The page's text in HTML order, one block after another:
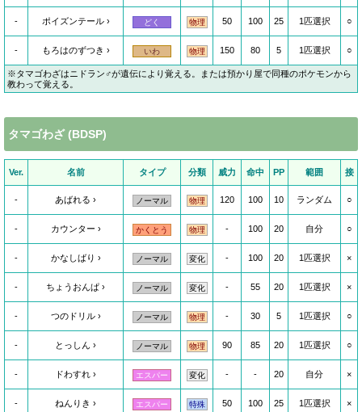
- ポイズンテール どく 物理 50 100 25 1匹選択 ○
- もろはのずつき いわ 物理 150 80 5 1匹選択 ○
※タマゴわざはニドラン♂が遺伝により覚える。または預かり屋で同種のポケモンから
教わって覚える。
タマゴわざ (BDSP)
Ver. 名前 タイプ 分類 威力 命中 PP 範囲 接
- あばれる ノーマル 物理 120 100 10 ランダム ○
- カウンター かくとう 物理 - 100 20 自分 ○
- かなしばり ノーマル 変化 - 100 20 1匹選択 ×
- ちょうおんぱ ノーマル 変化 - 55 20 1匹選択 ×
- つのドリル ノーマル 物理 - 30 5 1匹選択 ○
- とっしん ノーマル 物理 90 85 20 1匹選択 ○
- ドわすれ エスパー 変化 - - 20 自分 ×
- ねんりき エスパー 特殊 50 100 25 1匹選択 ×